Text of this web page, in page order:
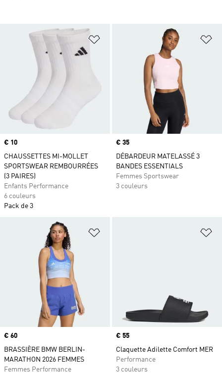
Ajouter à la Liste de produits
Prix
€ 10
CHAUSSETTES MI-MOLLET
SPORTSWEAR REMBOURRÉES
(3 PAIRES)
Enfants Performance
6 couleurs
Pack de 3
Prix
€ 35
DÉBARDEUR MATELASSÉ 3
BANDES ESSENTIALS
Femmes Sportswear
3 couleurs
Ajouter à la Liste de produits
Prix
€ 60
BRASSIÈRE BMW BERLIN-
MARATHON 2026 FEMMES
Femmes Performance
Prix
€ 55
Claquette Adilette Comfort MER
Performance
3 couleurs